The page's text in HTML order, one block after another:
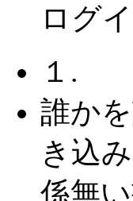
ログ
１.
誰か
き込
係無